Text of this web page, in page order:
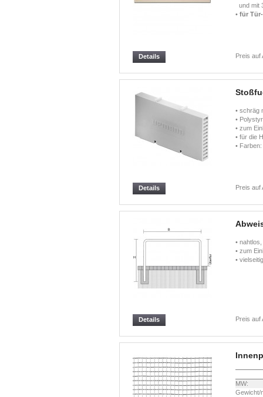
und mit
• für
Preis auf
Details
• schräg
•
• zum
• für die
•
Preis auf
Details
•
• zum
•
Preis auf
Details
MW:
Gewicht/